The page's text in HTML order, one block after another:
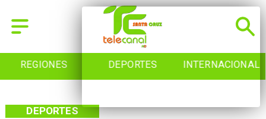
REGIONES DEPORTES INTERNACIONAL
DEPORTES